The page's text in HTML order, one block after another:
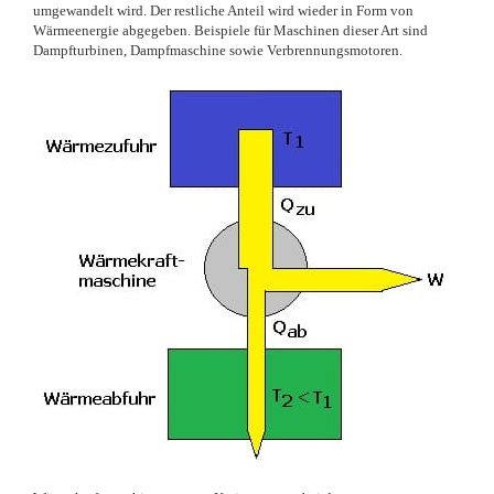
umgewandelt wird. Der restliche Anteil wird wieder in Form von
Wärmeenergie abgegeben. Beispiele für Maschinen dieser Art sind
Dampfturbinen, Dampfmaschine sowie Verbrennungsmotoren.